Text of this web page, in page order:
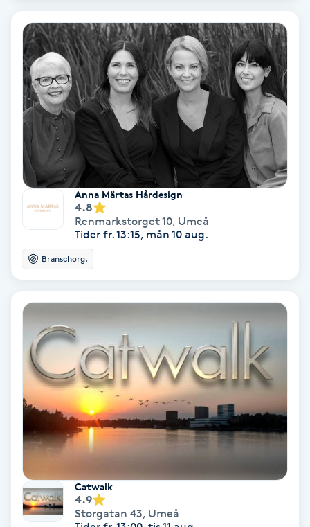
Lashlift Keratin
LED-ljusterapi
Liktornar
LPG
LPG-behandling
LPG-massage
Lymfmassage
Läpptatuering
Makeup
Manikyr & Pedikyr
Massage
Medial vägledning
Anna Märtas Hårdesign
4.8
Renmarkstorget 10, Umeå
Tider fr. 13:15, mån 10 aug.
Branschorg.
Catwalk
4.9
Storgatan 43, Umeå